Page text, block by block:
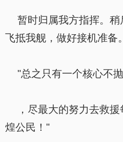
暂时归属我方指挥。稍
飞抵我舰，做好接机准备
"总之只有一个核心不
，尽最大的努力去救援
煌公民！"